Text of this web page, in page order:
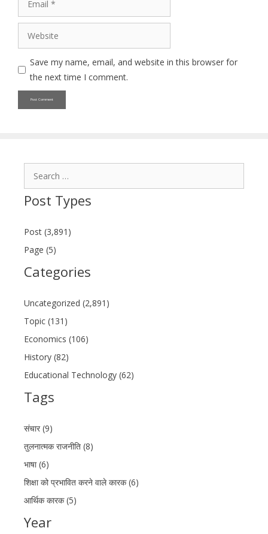
Website
Save my name, email, and website in this browser for
the next time I comment.
Post Types
Post (3,891)
Page (5)
Categories
Uncategorized (2,891)
Topic (131)
Economics (106)
History (82)
Educational Technology (62)
Tags
संचार (9)
तुलनात्मक राजनीति (8)
भाषा (6)
शिक्षा को प्रभावित करने वाले कारक (6)
आर्थिक कारक (5)
Year